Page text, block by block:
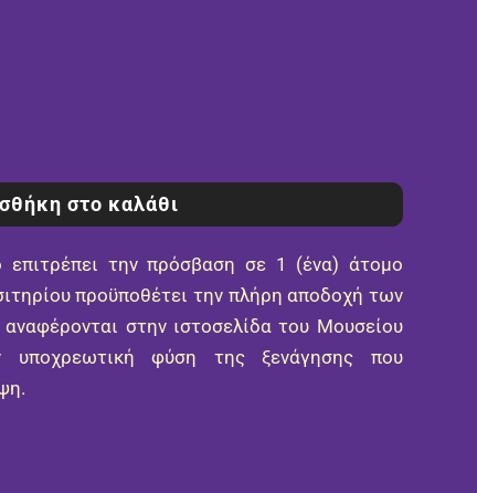
στο καλάθι
επιτρέπει την πρόσβαση σε 1 (ένα) άτομο
προϋποθέτει την πλήρη αποδοχή των
στην ιστοσελίδα του Μουσείου
υποχρεωτική φύση της ξενάγησης που